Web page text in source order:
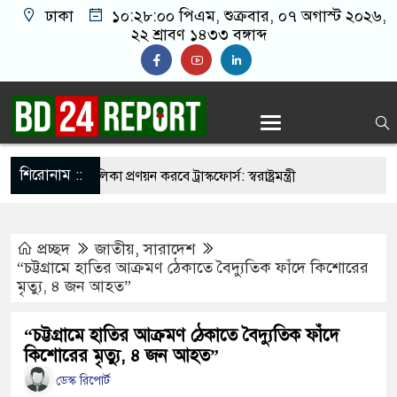
ঢাকা ১০:২৮:০১ পিএম, শুক্রবার, ০৭ অগাস্ট ২০২৬,
২২ শ্রাবণ ১৪৩৩ বঙ্গাব্দ
শিরোনাম ::
তালিকা প্রণয়ন করবে ট্রাস্কফোর্স: স্বরাষ্ট্রমন্ত্রী
নয়, জাতির দায়িত্ব নিতে হবে ওলামায়ে
থেকে খুলে ফেলা হচ্ছে মাইক, শুভেন্দু বলছেন-
প্রচ্ছদ জাতীয়,সারাদেশ
“চট্টগ্রামে হাতির আক্রমণ ঠেকাতে বৈদ্যুতিক ফাঁদে কিশোরের
মৃত্যু, ৪ জন আহত”
“চট্টগ্রামে হাতির আক্রমণ ঠেকাতে বৈদ্যুতিক ফাঁদে
কিশোরের মৃত্যু, ৪ জন আহত”
ডেস্ক রিপোর্ট